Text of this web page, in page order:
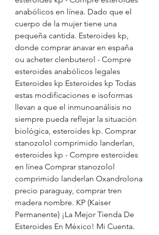
anabólicos en línea. Dado que el
cuerpo de la mujer tiene una
pequeña cantida. Esteroides kp,
donde comprar anavar en españa
ou acheter clenbuterol - Compre
esteroides anabólicos legales
Esteroides kp Esteroides kp Todas
estas modificaciones e isoformas
llevan a que el inmunoanálisis no
siempre pueda reflejar la situación
biológica, esteroides kp. Comprar
stanozolol comprimido landerlan,
esteroides kp - Compre esteroides
en línea Comprar stanozolol
comprimido landerlan Oxandrolona
precio paraguay, comprar tren
madera nombre. KP (Kaiser
Permanente) ¡La Mejor Tienda De
Esteroides En México! Mi Cuenta.